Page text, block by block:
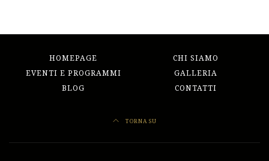
HOMEPAGE
CHI SIAMO
EVENTI E PROGRAMMI
GALLERIA
BLOG
CONTATTI
TORNA SU